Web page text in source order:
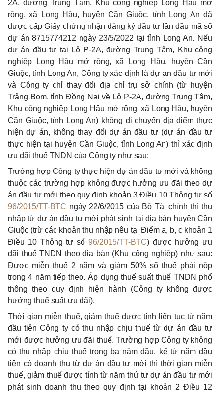
2A, đường Trung Tâm, Khu công nghiệp Long Hậu mở
rộng, xã Long Hậu, huyện Cần Giuộc, tỉnh Long An đã
được cấp Giấy chứng nhận đăng ký đầu tư lần đầu mã số
dự án 8715774212 ngày 23/5/2022 tại tỉnh Long An. Nếu
dự án đầu tư tại Lô P-2A, đường Trung Tâm, Khu công
nghiệp Long Hậu mở rộng, xã Long Hậu, huyện Cần
Giuộc, tỉnh Long An, Công ty xác định là dự án đầu tư mới
và Công ty chỉ thay đổi địa chỉ trụ sở chính (từ huyện
Trảng Bom, tỉnh Đồng Nai về Lô P-2A, đường Trung Tâm,
Khu công nghiệp Long Hậu mở rộng, xã Long Hậu, huyện
Cần Giuộc, tỉnh Long An) không di chuyển địa điểm thực
hiện dự án, không thay đổi dự án đầu tư (dự án đầu tư
thực hiện tại huyện Cần Giuộc, tỉnh Long An) thì xác định
ưu đãi thuế TNDN của Công ty như sau:
Trường hợp Công ty thực hiện dự án đầu tư mới và không
thuộc các trường hợp không được hưởng ưu đãi theo dự
án đầu tư mới theo quy định khoản 3 Điều 10 Thông tư số
96/2015/TT-BTC ngày 22/6/2015 của Bộ Tài chính thì thu
nhập từ dự án đầu tư mới phát sinh tại địa bàn huyện Cần
Giuộc (trừ các khoản thu nhập nêu tại Điểm a, b, c khoản 1
Điều 10 Thông tư số 96/2015/TT-BTC) được hưởng ưu
đãi thuế TNDN theo địa bàn (Khu công nghiệp) như sau:
Được miễn thuế 2 năm và giảm 50% số thuế phải nộp
trong 4 năm tiếp theo. Áp dụng thuế suất thuế TNDN phổ
thông theo quy định hiện hành (Công ty không được
hưởng thuế suất ưu đãi).
Thời gian miễn thuế, giảm thuế được tính liên tục từ năm
đầu tiên Công ty có thu nhập chịu thuế từ dự án đầu tư
mới được hưởng ưu đãi thuế. Trường hợp Công ty không
có thu nhập chịu thuế trong ba năm đầu, kể từ năm đầu
tiên có doanh thu từ dự án đầu tư mới thì thời gian miễn
thuế, giảm thuế được tính từ năm thứ tư dự án đầu tư mới
phát sinh doanh thu theo quy định tại khoản 2 Điều 12